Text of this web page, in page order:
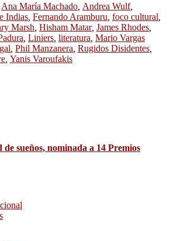
Ana María Machado Andrea Wulf,
Indias Fernando Aramburu foco cultural
Marsh Hisham Matar, James Rhodes
Liniers literatura Mario Vargas
Phil Manzanera Rugidos Disidentes
Yanis Varoufakis
sueños, nominada a 14 Premios